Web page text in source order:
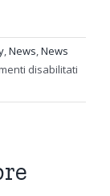
,News,News
disabilitati
AMICI